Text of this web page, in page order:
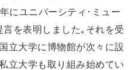
にユニバーシティ･ミュー
を表明しました｡それを受
立大学に博物館が次々に設
立大学も取り組み始めてい